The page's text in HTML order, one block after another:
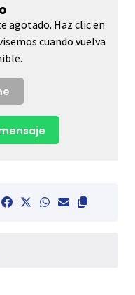
agotado. Haz clic en
cuando vuelva